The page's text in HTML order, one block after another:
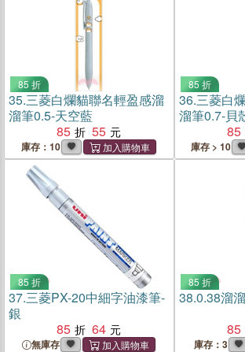
85 折
35.三菱白爛貓聯名輕盈感溜
溜筆0.5-天空藍
85
55
庫存：10
85 折
36.三菱白
溜筆0.7-貝
85
庫存 > 10
85 折
37.三菱PX-20中細字油漆筆-
銀
85
64
無庫存
85 折
38.0.38溜
85
庫存：3